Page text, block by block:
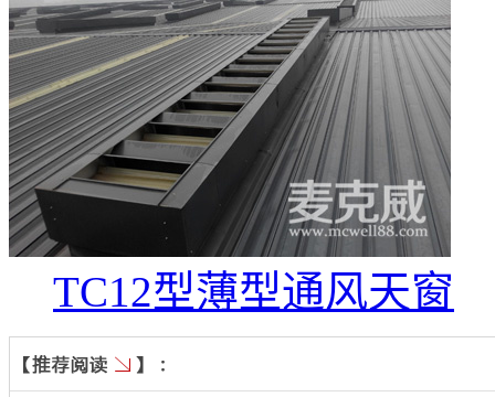
TC12型薄型通风天窗